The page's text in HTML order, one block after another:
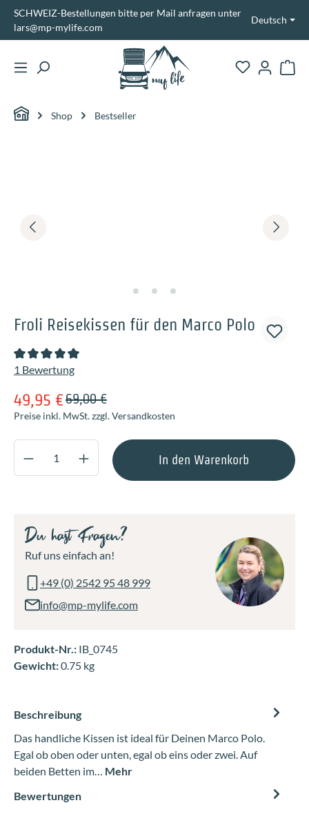
springen
SCHWEIZ-Bestellungen bitte per Mail anfragen unter
lars@mp-mylife.com
Deutsch
Shop Bestseller
Froli Reisekissen für den Marco Polo
Durchschnittliche Bewertung von 5 von 5 Sternen
1 Bewertung
49,95 €69,00 €
Preise inkl. MwSt. zzgl. Versandkosten
Produkt Anzahl: Gib den gewünschten
In den Warenkorb
Du hast Fragen?
Ruf uns einfach an!
+49 (0) 2542 95 48 999
info@mp-mylife.com
Produkt-Nr.: IB_0745
Gewicht:0.75 kg
Beschreibung
Das handliche Kissen ist ideal für Deinen Marco Polo.
Egal ob oben oder unten, egal ob eins oder zwei. Auf
beiden Betten im… Mehr
Bewertungen